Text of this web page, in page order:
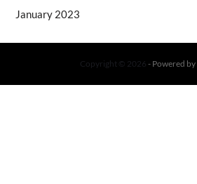
January 2023
Copyright © 2026 - Powered by